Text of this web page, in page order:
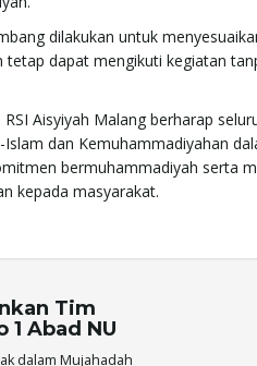
dilakukan untuk
dapat mengikuti kegiatan
Aisyiyah Malang berharap
dan Kemuhammadiyahan
bermuhammadiyah serta
kepada masyarakat.
Tim
1 Abad NU
dalam Mujahadah